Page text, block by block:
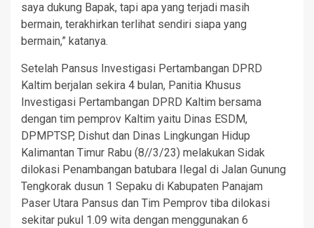
saya dukung Bapak, tapi apa yang terjadi masih
bermain, terakhirkan terlihat sendiri siapa yang
bermain,” katanya.
Setelah Pansus Investigasi Pertambangan DPRD
Kaltim berjalan sekira 4 bulan, Panitia Khusus
Investigasi Pertambangan DPRD Kaltim bersama
dengan tim pemprov Kaltim yaitu Dinas ESDM,
DPMPTSP, Dishut dan Dinas Lingkungan Hidup
Kalimantan Timur Rabu (8//3/23) melakukan Sidak
dilokasi Penambangan batubara Ilegal di Jalan Gunung
Tengkorak dusun 1 Sepaku di Kabupaten Panajam
Paser Utara Pansus dan Tim Pemprov tiba dilokasi
sekitar pukul 1.09 wita dengan menggunakan 6